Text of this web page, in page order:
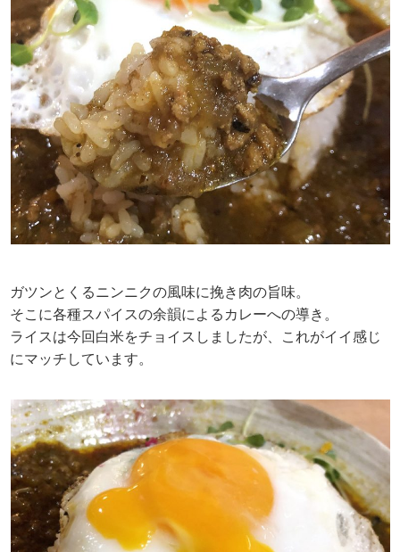
ガツンとくるニンニクの風味に挽き肉の旨味。
そこに各種スパイスの余韻によるカレーへの導き。
ライスは今回白米をチョイスしましたが、これがイイ感じ
にマッチしています。